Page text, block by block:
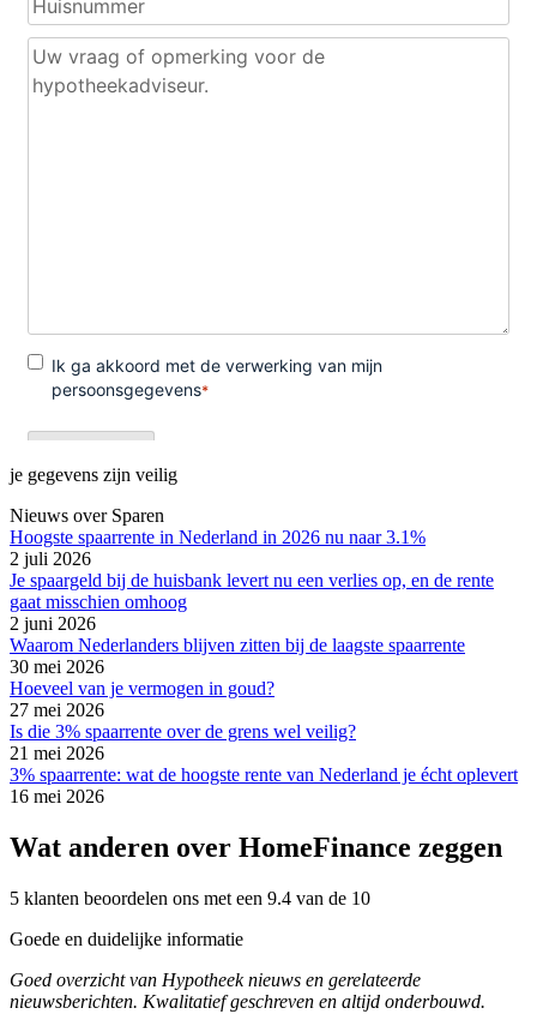
je gegevens zijn veilig
Nieuws over Sparen
Hoogste spaarrente in Nederland in 2026 nu naar 3.1%
2 juli 2026
Je spaargeld bij de huisbank levert nu een verlies op, en de rente
gaat misschien omhoog
2 juni 2026
Waarom Nederlanders blijven zitten bij de laagste spaarrente
30 mei 2026
Hoeveel van je vermogen in goud?
27 mei 2026
Is die 3% spaarrente over de grens wel veilig?
21 mei 2026
3% spaarrente: wat de hoogste rente van Nederland je écht oplevert
16 mei 2026
Wat anderen over HomeFinance zeggen
5 klanten beoordelen ons met een 9.4 van de 10
Goede en duidelijke informatie
Goed overzicht van Hypotheek nieuws en gerelateerde
nieuwsberichten. Kwalitatief geschreven en altijd onderbouwd.